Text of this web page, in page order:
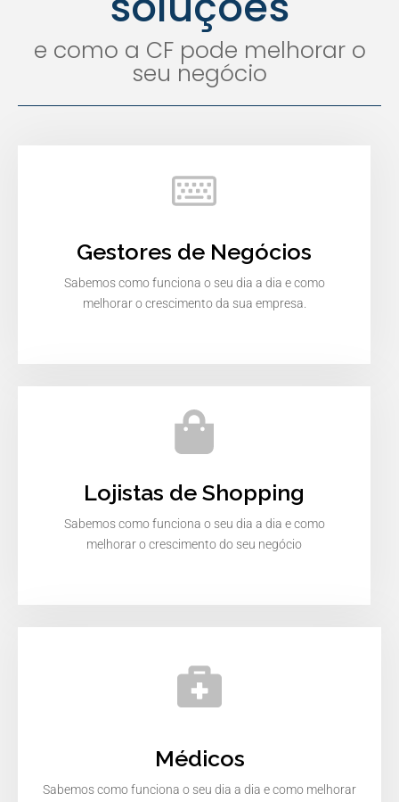
e como a CF pode melhorar o
seu negócio
Gestores de Negócios
Sabemos como funciona o seu dia a dia e como
melhorar o crescimento da sua empresa.
Lojistas de Shopping
Sabemos como funciona o seu dia a dia e como
melhorar o crescimento do seu negócio
Médicos
Sabemos como funciona o seu dia a dia e como melhorar